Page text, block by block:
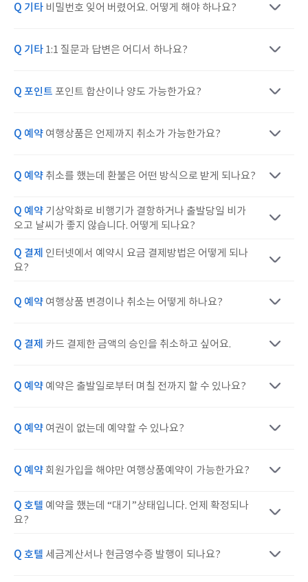
Q 기타 비밀번호 잊어 버렸어요. 어떻게 해야 하나요?
Q 기타 1:1 질문과 답변은 어디서 하나요?
Q 포인트 포인트 합산이나 양도 가능한가요?
Q 예약 여행상품은 언제까지 취소가 가능한가요?
Q 예약 취소를 했는데 환불은 어떤 방식으로 받게 되나요?
Q 예약 기상악화로 비행기가 결항하거나 출발당일 비가
오고 날씨가 좋지 않습니다. 어떻게 되나요?
Q 결제 인터넷에서 예약시 요금 결제방법은 어떻게 되나
요?
Q 예약 여행상품 변경이나 취소는 어떻게 하나요?
Q 결제 카드 결제한 금액의 승인을 취소하고 싶어요.
Q 예약 예약은 출발일로부터 며칠 전까지 할 수 있나요?
Q 예약 여권이 없는데 예약할 수 있나요?
Q 예약 회원가입을 해야만 여행상품예약이 가능한가요?
Q 호텔 예약을 했는데 “대기”상태입니다. 언제 확정되나
요?
Q 호텔 세금계산서나 현금영수증 발행이 되나요?